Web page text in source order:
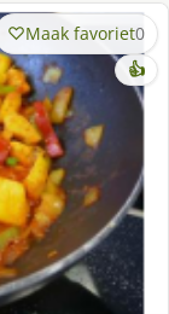
Maak favoriet0
👍